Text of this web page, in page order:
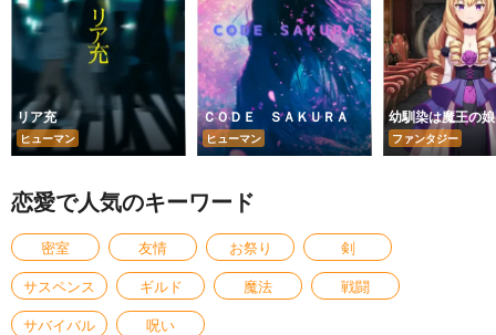
リア充
ヒューマン
ＣＯＤＥ ＳＡＫＵＲＡ
ヒューマン
幼馴染は魔王の娘
ファンタジー
恋愛で人気のキーワード
密室 友情 お祭り 剣
サスペンス ギルド 魔法 戦闘
サバイバル 呪い